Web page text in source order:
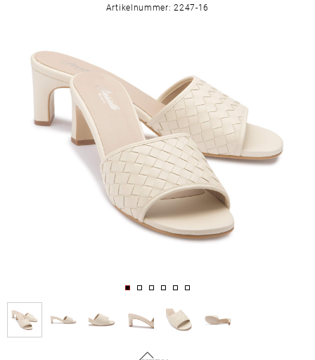
Artikelnummer: 2247-16